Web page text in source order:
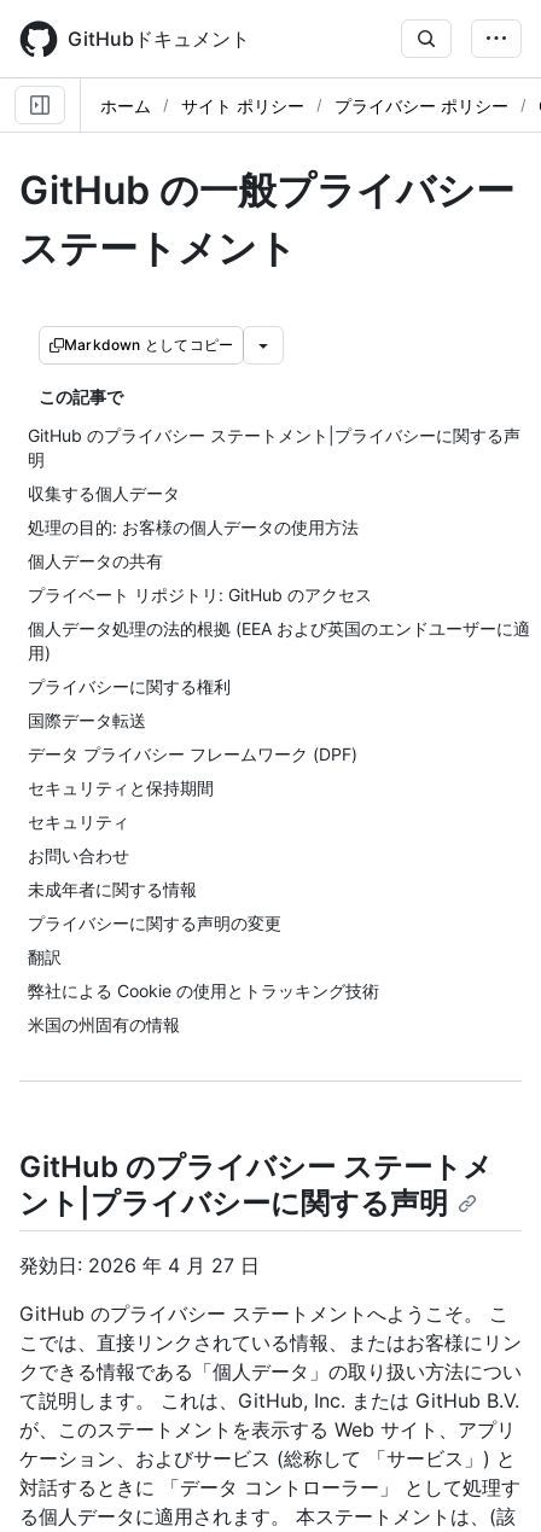
main
content
GitHubドキュメント
ホーム サイト ポリシー プライバシー ポリシー
GitHub の一般プライバシー
ステートメント
Markdown としてコピー
この記事で
GitHub のプライバシー ステートメント|プライバシーに関する声
明
収集する個人データ
処理の目的: お客様の個人データの使用方法
個人データの共有
プライベート リポジトリ: GitHub のアクセス
個人データ処理の法的根拠 (EEA および英国のエンドユーザーに適
用)
プライバシーに関する権利
国際データ転送
データ プライバシー フレームワーク (DPF)
セキュリティと保持期間
セキュリティ
お問い合わせ
未成年者に関する情報
プライバシーに関する声明の変更
翻訳
弊社による Cookie の使用とトラッキング技術
米国の州固有の情報
GitHub のプライバシー ステートメ
ント|プライバシーに関する声明
発効日: 2026 年 4 月 27 日
GitHub のプライバシー ステートメントへようこそ。 こ
こでは、直接リンクされている情報、またはお客様にリン
クできる情報である「個人データ」の取り扱い方法につい
て説明します。 これは、GitHub, Inc. または GitHub B.V.
が、このステートメントを表示する Web サイト、アプリ
ケーション、およびサービス (総称して 「サービス」) と
対話するときに 「データ コントローラー」 として処理す
る個人データに適用されます。 本ステートメントは、(該